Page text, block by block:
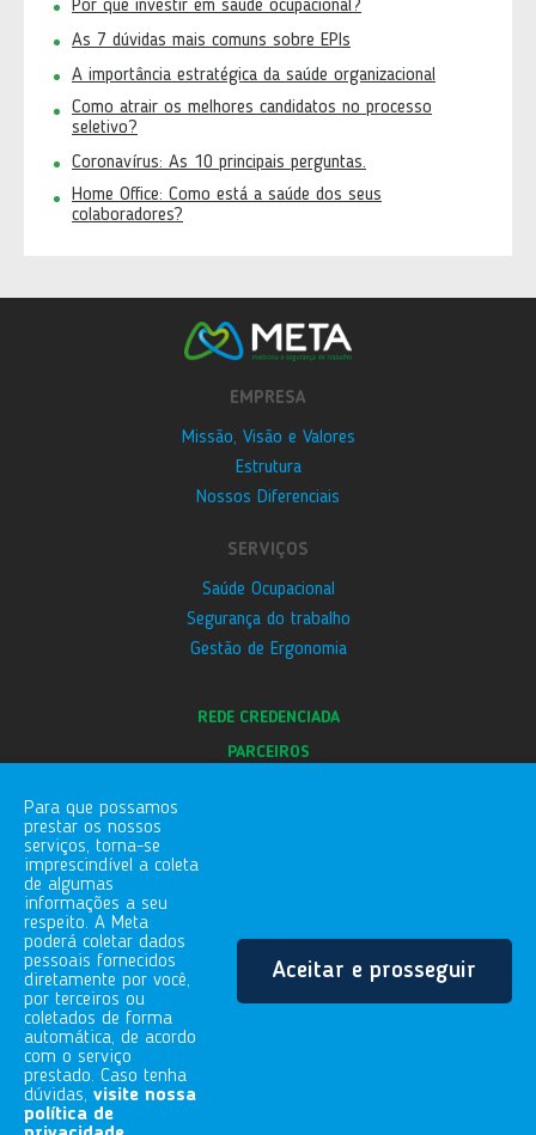
Por que investir em saúde ocupacional?
As 7 dúvidas mais comuns sobre EPIs
A importância estratégica da saúde organizacional
Como atrair os melhores candidatos no processo
seletivo?
Coronavírus: As 10 principais perguntas.
Home Office: Como está a saúde dos seus
colaboradores?
Para que possamos
prestar os nossos
serviços, torna-se
imprescindível a coleta
de algumas
informações a seu
respeito. A Meta
poderá coletar dados
pessoais fornecidos
diretamente por você,
por terceiros ou
coletados de forma
automática, de acordo
com o serviço
prestado. Caso tenha
dúvidas, visite nossa
política de
Aceitar e prosseguir
EMPRESA
Missão, Visão e Valores
Estrutura
Nossos Diferenciais
SERVIÇOS
Saúde Ocupacional
Segurança do trabalho
Gestão de Ergonomia
REDE CREDENCIADA
PARCEIROS
FALE COM A GENTE
Rua Gaspar Conqueiro, 255
Vila Vitória | Mogi das Cruzes/SP